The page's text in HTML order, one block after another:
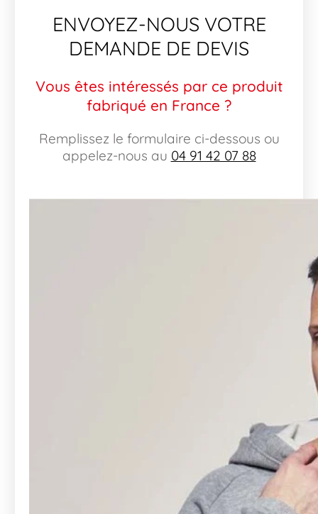
ENVOYEZ-NOUS VOTRE
DEMANDE DE DEVIS
Vous êtes intéressés par ce produit
fabriqué en France ?
Remplissez le formulaire ci-dessous ou
appelez-nous au 04 91 42 07 88